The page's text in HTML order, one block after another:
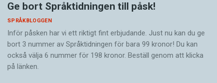
Ge bort Språktidningen till påsk!
SPRÅKBLOGGEN
Inför påsken har vi ett riktigt fint erbjudande. Just nu kan du ge
bort 3 nummer av Språktidningen för bara 99 kronor! Du kan
också välja 6 nummer för 198 kronor. Beställ genom att klicka
på länken.